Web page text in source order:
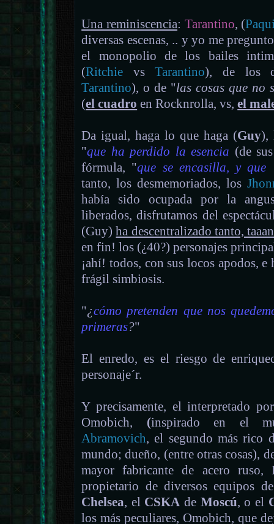
Una reminiscencia: Tarantino, (
diversas escenas, .. y yo me
el monopolio de los bailes
(Ritchie vsTarantino), de los
Tarantino), o de "las cosas que no
(el cuadro en Rocknrolla, vs,el
Da igual, haga lo que haga (Guy),
"que ha perdido la esencia (de
fórmula, "que se encasilla, y
tanto, los desmemoriados, los
había sido ocupada por la
liberados, disfrutamos del
(Guy)ha descentralizado tanto,
en fin! los (¿40?) personajes
¡ahí! todos, con sus locos apodos,
frágil simbiosis.
"¿cómo pretenden que nos
primeras?"
El enredo, es el riesgo de
personaje´r.
Y precisamente, el interpretado
Omobich, (inspirado en el
Abramovich, el segundo más rico
mundo; dueño, (entre otras cosas),
mayor fabricante de acero ruso,
propietario de diversos equipos
Chelsea, el CSKA de Moscú, o el
los más peculiares, Omobich, que